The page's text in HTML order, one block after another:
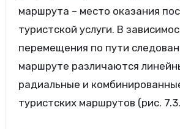
маршрута – место оказания
туристской услуги. В
перемещения по пути
маршруте различаются
радиальные и
туристских маршрутов (рис.